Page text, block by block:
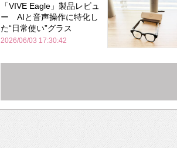
「VIVE Eagle」製品レビュ
ー AIと音声操作に特化し
た“日常使い”グラス
2026/06/03 17:30:42